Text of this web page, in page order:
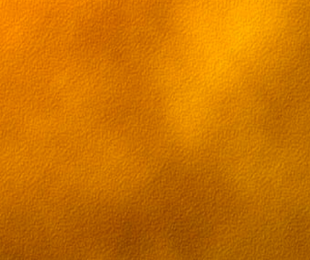
Паладин на поле 14 серия
Паладин на поле 15 серия
Паладин на поле 16 серия
Паладин на поле 17 серия
Паладин на поле 18 серия
Паладин на поле 19 серия
Паладин на поле 20 серия!